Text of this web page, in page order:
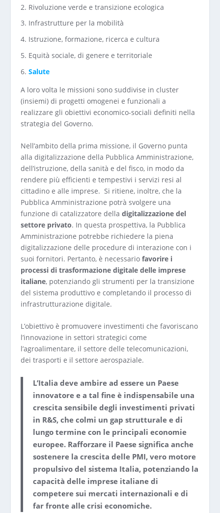
Rivoluzione verde e transizione ecologica
Infrastrutture per la mobilità
Istruzione, formazione, ricerca e cultura
Equità sociale, di genere e territoriale
Salute
A loro volta le missioni sono suddivise in cluster
(insiemi) di progetti omogenei e funzionali a
realizzare gli obiettivi economico-sociali definiti nella
strategia del Governo.
Nell’ambito della prima missione, il Governo punta
alla digitalizzazione della Pubblica Amministrazione,
dell’istruzione, della sanità e del fisco, in modo da
rendere più efficienti e tempestivi i servizi resi al
cittadino e alle imprese. Si ritiene, inoltre, che la
Pubblica Amministrazione potrà svolgere una
funzione di catalizzatore delladigitalizzazione del
settore privato. In questa prospettiva, la Pubblica
Amministrazione potrebbe richiedere la piena
digitalizzazione delle procedure di interazione con i
suoi fornitori. Pertanto, è necessariofavorire i
processi di trasformazione digitale delle imprese
italiane, potenziando gli strumenti per la transizione
del sistema produttivo e completando il processo di
infrastrutturazione digitale.
L’obiettivo è promuovere investimenti che favoriscano
l’innovazione in settori strategici come
l’agroalimentare, il settore delle telecomunicazioni,
dei trasporti e il settore aerospaziale.
L’Italia deve ambire ad essere un Paese
innovatore e a tal fine è indispensabile una
crescita sensibile degli investimenti privati
in R&S, che colmi un gap strutturale e di
lungo termine con le principali economie
europee. Rafforzare il Paese significa anche
sostenere la crescita delle PMI, vero motore
propulsivo del sistema Italia, potenziando la
capacità delle imprese italiane di
competere sui mercati internazionali e di
far fronte alle crisi economiche.